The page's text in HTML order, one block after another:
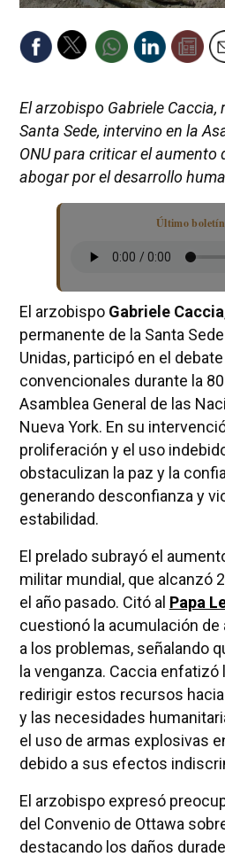
El arzobispo Gabriele Caccia,
Santa Sede, intervino en la
ONU para criticar el aumento
abogar por el desarrollo
Último boletín
El arzobispo Gabriele Caccia
permanente de la Santa
Unidas, participó en el
convencionales durante la
Asamblea General de las
Nueva York. En su
proliferación y el uso
obstaculizan la paz y la
generando desconfianza y
estabilidad.
El prelado subrayó el
militar mundial, que alcanzó
el año pasado. Citó al Papa
cuestionó la acumulación
a los problemas, señalando
la venganza. Caccia enfatizó
redirigir estos recursos
y las necesidades
el uso de armas explosivas
debido a sus efectos
El arzobispo expresó
del Convenio de Ottawa
destacando los daños